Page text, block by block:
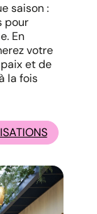
saison :
pour
En
votre
et de
la fois